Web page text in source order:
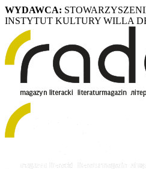
WYDAWCA:
INSTYTUT KULTURY WILLA